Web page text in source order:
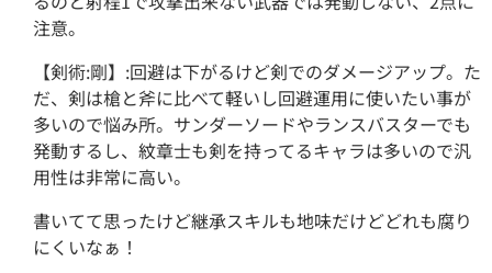
注意。
【剣術:剛】:回避は下がるけど剣でのダメージアップ。た
だ、剣は槍と斧に比べて軽いし回避運用に使いたい事が
多いので悩み所。サンダーソードやランスバスターでも
発動するし、紋章士も剣を持ってるキャラは多いので汎
用性は非常に高い。
書いてて思ったけど継承スキルも地味だけどどれも腐り
にくいなぁ！